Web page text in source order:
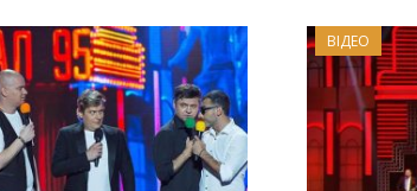
ВІДЕО